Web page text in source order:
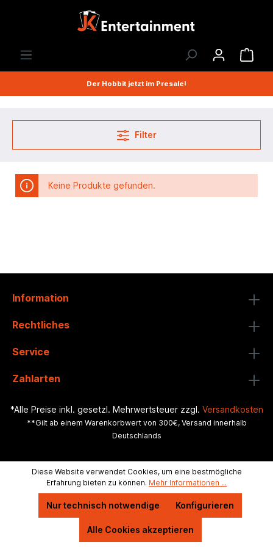
Der Hobbit jetzt im Presale!
Filter
Keine Produkte gefunden.
Information
Rechtliches
Service
Zahlarten
*Alle Preise inkl. gesetzl. Mehrwertsteuer zzgl. Versandkosten
**Gilt ab einem Warenkorbwert von 300€, Versand innerhalb
Deutschlands
Diese Website verwendet Cookies, um eine bestmögliche
Erfahrung bieten zu können. Mehr Informationen ...
Nur technisch notwendige Konfigurieren
Alle Cookies akzeptieren